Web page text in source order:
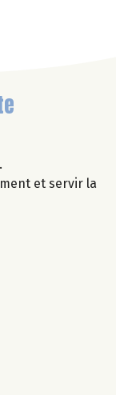
et servir la